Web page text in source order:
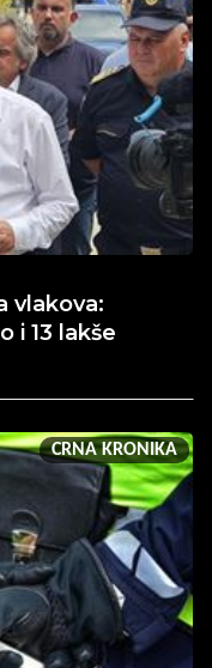
vlakova:
i 13 lakše
CRNA KRONIKA